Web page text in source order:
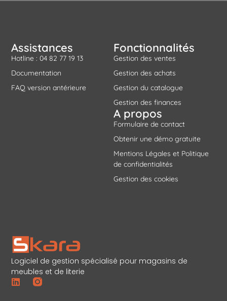
Logiciel de gestion spécialisé pour magasins de
meubles et de literie
Fonctionnalités
Gestion des ventes
Gestion des achats
Gestion du catalogue
Gestion des finances
Assistances
Hotline : 04 82 77 19 13
Documentation
FAQ version antérieure
A propos
Formulaire de contact
Obtenir une démo gratuite
Mentions Légales et Politique
de confidentialités
Gestion des cookies